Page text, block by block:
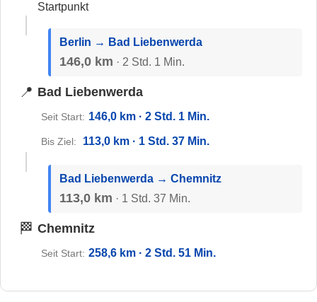
Startpunkt
Berlin → Bad Liebenwerda
146,0 km · 2 Std. 1 Min.
📍 Bad Liebenwerda
Seit Start: 146,0 km · 2 Std. 1 Min.
Bis Ziel: 113,0 km · 1 Std. 37 Min.
Bad Liebenwerda → Chemnitz
113,0 km · 1 Std. 37 Min.
🏁 Chemnitz
Seit Start: 258,6 km · 2 Std. 51 Min.